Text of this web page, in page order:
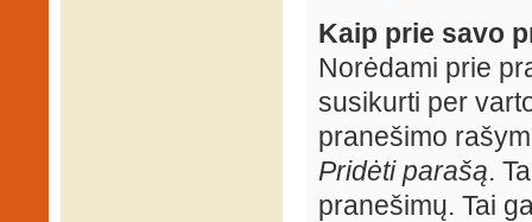
Kaip prie savo
Norėdami prie
susikurti per
pranešimo
Pridėti parašą.
pranešimų. Tai